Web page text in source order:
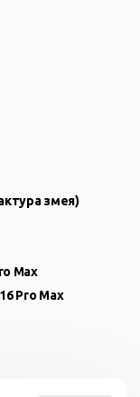
змея)
Max
Pro Max